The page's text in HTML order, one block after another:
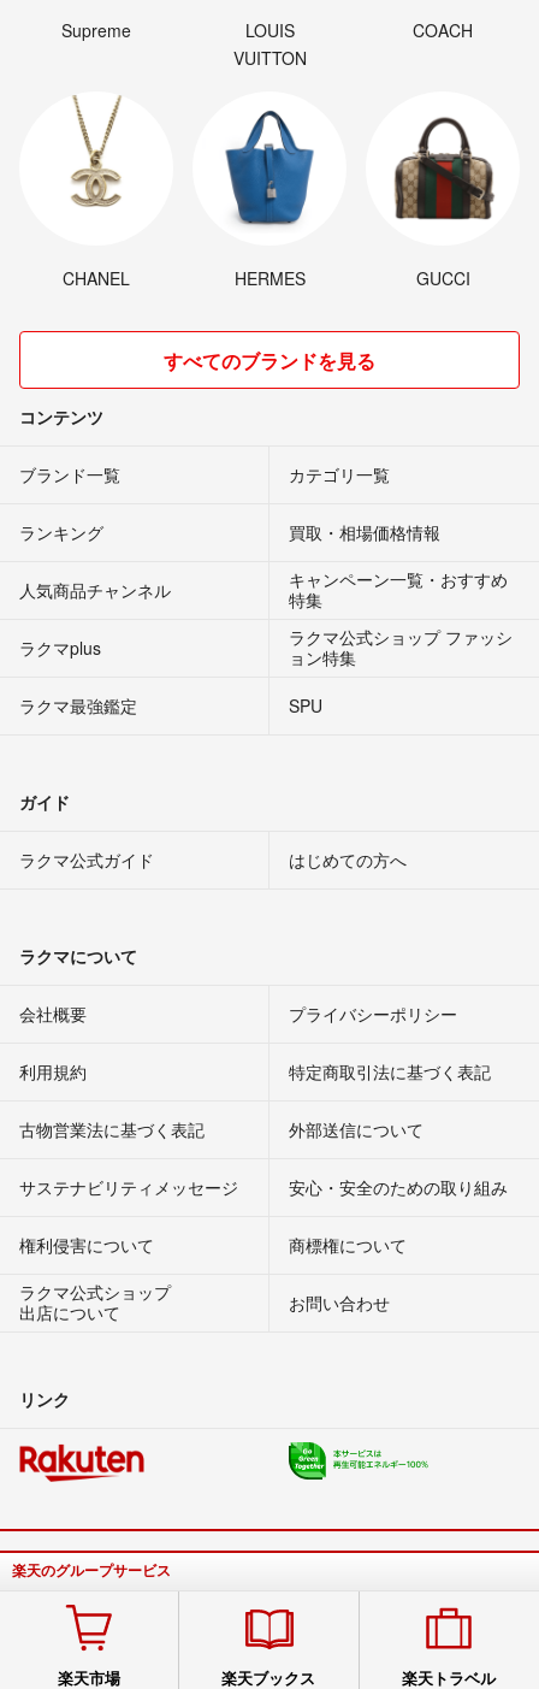
Supreme
LOUIS
VUITTON
COACH
CHANEL HERMES GUCCI
すべてのブランドを見る
コンテンツ
ブランド一覧 カテゴリ一覧
ランキング 買取・相場価格情報
人気商品チャンネル
キャンペーン一覧・おすすめ
特集
ラクマplus
ラクマ公式ショップ ファッシ
ョン特集
ラクマ最強鑑定
SPU
ガイド
ラクマ公式ガイド はじめての方へ
ラクマについて
会社概要 プライバシーポリシー
利用規約 特定商取引法に基づく表記
古物営業法に基づく表記 外部送信について
サステナビリティメッセージ 安心・安全のための取り組み
権利侵害について
商標権について
ラクマ公式ショップ
出店について
お問い合わせ
リンク
楽天のグループサービス
楽天市場 楽天ブックス 楽天トラベル